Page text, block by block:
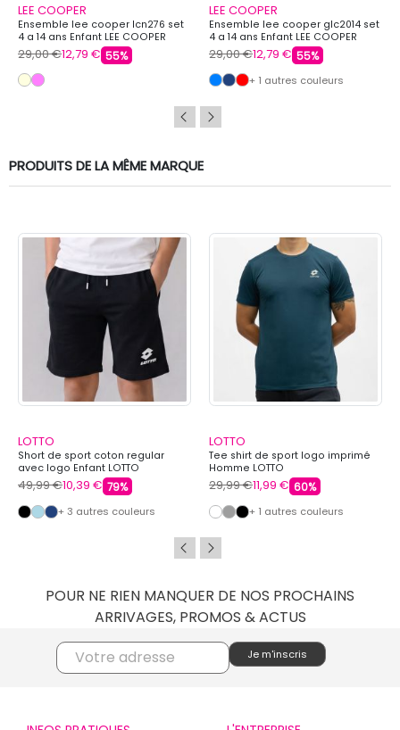
LEE COOPER
Ensemble lee cooper lcn276 set
4 a 14 ans Enfant LEE COOPER
29,00 €12,79 € 55%
LEE COOPER
Ensemble lee cooper glc2014 set
4 a 14 ans Enfant LEE COOPER
29,00 €12,79 € 55%
+ 1 autres couleurs
PRODUITS DE LA MÊME MARQUE
LOTTO
Short de sport coton regular
avec logo Enfant LOTTO
49,99 €10,39 € 79%
+ 3 autres couleurs
LOTTO
Tee shirt de sport logo imprimé
Homme LOTTO
29,99 €11,99 € 60%
+ 1 autres couleurs
POUR NE RIEN MANQUER DE NOS PROCHAINS
ARRIVAGES, PROMOS & ACTUS